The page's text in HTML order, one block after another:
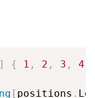
] { 1 , 2 , 3 , 4
[ positions .